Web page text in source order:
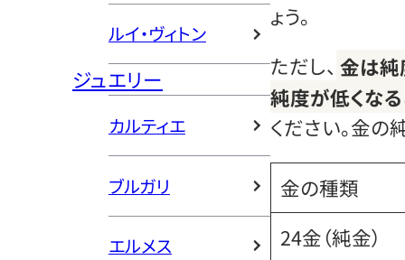
ルイ・ヴィトン
ジュエリー
カルティエ
ブルガリ
エルメス
ょう。
ただし、 金は純
純度が低くな
ください。金の
金の種類
24金（純金）